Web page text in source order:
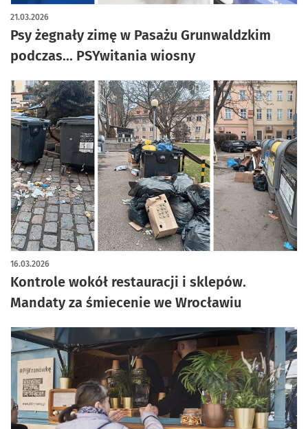
Psy żegnały zimę w Pasażu Grunwaldzkim
podczas... PSYwitania wiosny
21.03.2026
Kontrole wokół restauracji i sklepów.
Mandaty za śmiecenie we Wrocławiu
16.03.2026